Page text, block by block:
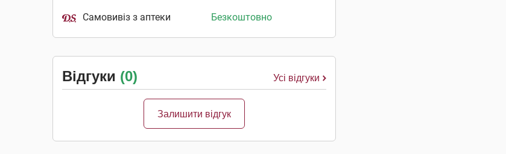
Самовивіз з аптеки Безкоштовно
Відгуки (0) Усі відгуки
Залишити відгук